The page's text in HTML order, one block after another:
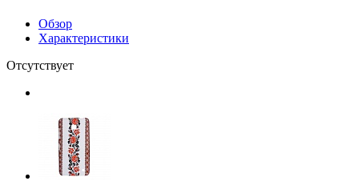
Обзор
Характеристики
Отсутствует